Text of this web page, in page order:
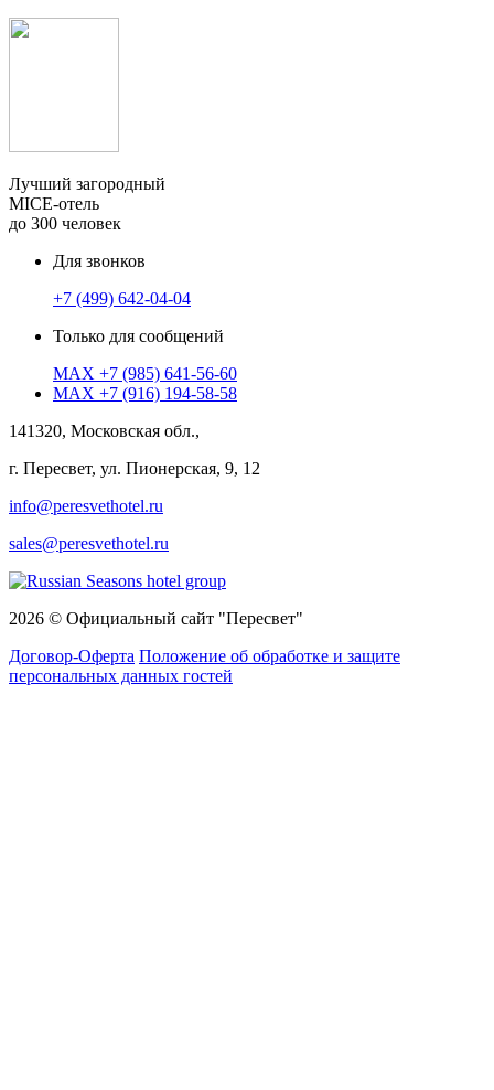
Лучший загородный
MICE-отель
до 300 человек
Для звонков
+7 (499) 642-04-04
Только для сообщений
MAX +7 (985) 641-56-60
MAX +7 (916) 194-58-58
141320, Московская обл.,
г. Пересвет, ул. Пионерская, 9, 12
info@peresvethotel.ru
sales@peresvethotel.ru
2026 © Официальный сайт "Пересвет"
Договор-Оферта Положение об обработке и защите
персональных данных гостей